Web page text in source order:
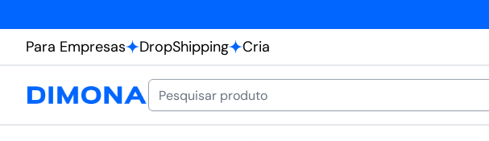
Para Empresas DropShipping Cria